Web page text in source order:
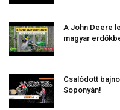
A John Deere
magyar
Csalódott
Soponyán!